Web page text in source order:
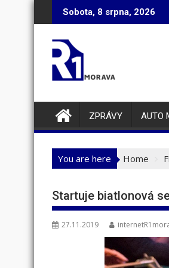
to
Sobota, 8 srpna, 2026
ZPRÁVY AUTO
You are here Home
Startuje biatlonová
27.11.2019